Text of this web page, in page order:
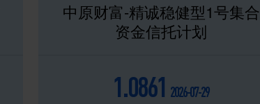
中原财富-精诚稳健型1号集合
资金信托计划
1.0861 2026-07-29